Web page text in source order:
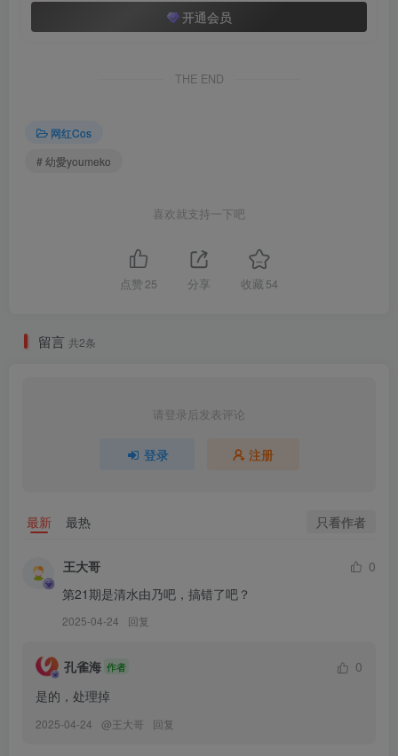
幼愛Youmeko – NO.026 黑漆皮高跟兔女郎[29P-54.9M]
幼愛Youmeko – NO.024 女仆中华娘[27P-34.2M]
幼愛Youmeko – NO.023 初音未来兔子洞兔女郎[28P-575.2M]
幼愛Youmeko – NO.022 円香兔女郎[10P-83.5M]
[3.20]
幼愛Youmeko – NO.019 崩坏3 爱莉希雅女仆装[20P-68.6M]
幼愛Youmeko – NO.018 小琪舞豹式装甲[41P-8V-1.27G]
[2024.11.27]
[10.31]
开通会员
THE END
网红Cos
# 幼愛youmeko
喜欢就支持一下吧
点赞 25 分享 收藏 54
留言 共2条
请登录后发表评论
登录 注册
最新 最热 只看作者
王大哥
0
第21期是清水由乃吧，搞错了吧？
2025-04-24 回复
孔雀海 作者
0
是的，处理掉
2025-04-24 @王大哥 回复